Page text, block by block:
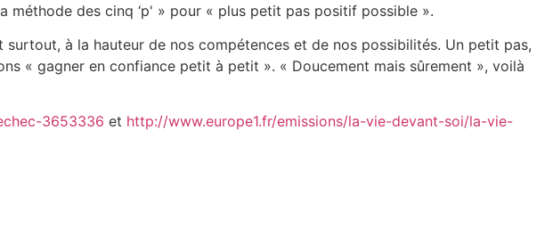
méthode des cinq ‘p' » pour « plus petit pas positif possible ».
à la hauteur de nos compétences et de nos possibilités. Un petit pas,
« gagner en confiance petit à petit ». « Doucement mais sûrement », voilà
3653336 et http://www.europe1.fr/emissions/la-vie-devant-soi/la-vie-